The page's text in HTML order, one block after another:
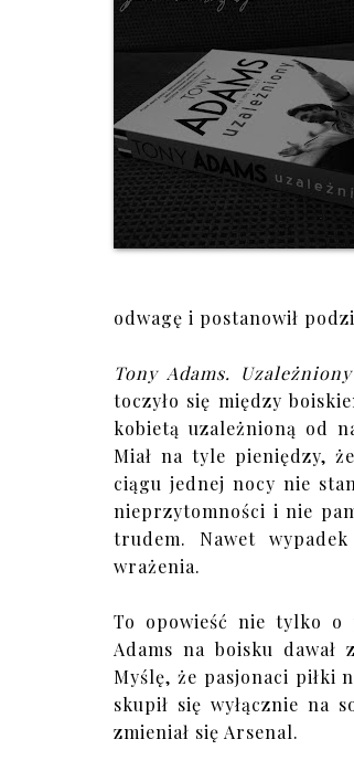
odwagę i postanowił
Tony Adams. Uzależniony
toczyło się między
kobietą uzależnioną od
Miał na tyle pieniędzy,
ciągu jednej nocy nie
nieprzytomności i nie
trudem. Nawet
wrażenia.
To opowieść nie tylko o
Adams na boisku
Myślę, że pasjonaci piłki
skupił się wyłącznie na
zmieniał się Arsenal.